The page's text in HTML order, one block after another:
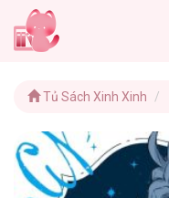
Tủ Sách Xinh Xinh